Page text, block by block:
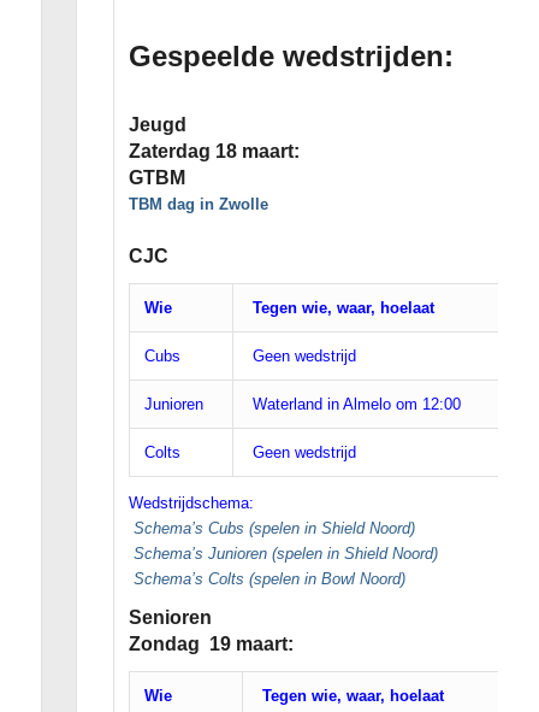
Gespeelde wedstrijden:
Jeugd
Zaterdag 18 maart:
GTBM
TBM dag in Zwolle
CJC
Wie Tegen wie, waar, hoelaat
Cubs Geen wedstrijd
Junioren Waterland in Almelo om 12:00
Colts Geen wedstrijd
Wedstrijdschema:
Schema’s Cubs (spelen in Shield Noord)
Schema’s Junioren (spelen in Shield Noord)
Schema’s Colts (spelen in Bowl Noord)
Senioren
Zondag 19 maart:
Wie Tegen wie, waar, hoelaat